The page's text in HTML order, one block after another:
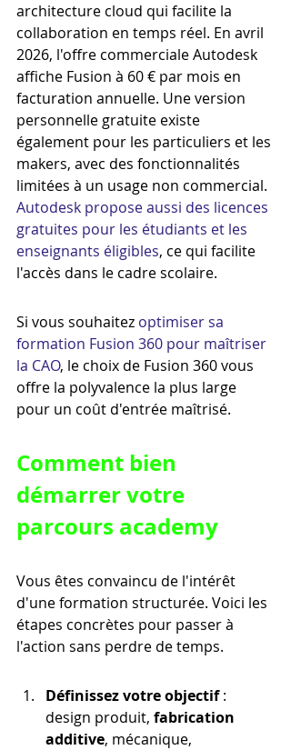
architecture cloud qui facilite la
collaboration en temps réel. En avril
2026, l'offre commerciale Autodesk
affiche Fusion à 60 € par mois en
facturation annuelle. Une version
personnelle gratuite existe
également pour les particuliers et les
makers, avec des fonctionnalités
limitées à un usage non commercial.
Autodesk propose aussi des licences
gratuites pour les étudiants et les
enseignants éligibles, ce qui facilite
l'accès dans le cadre scolaire.
Si vous souhaitez optimiser sa
formation Fusion 360 pour maîtriser
la CAO, le choix de Fusion 360 vous
offre la polyvalence la plus large
pour un coût d'entrée maîtrisé.
Comment bien
démarrer votre
parcours academy
Vous êtes convaincu de l'intérêt
d'une formation structurée. Voici les
étapes concrètes pour passer à
l'action sans perdre de temps.
Définissez votre objectif :
design produit, fabrication
additive, mécanique,